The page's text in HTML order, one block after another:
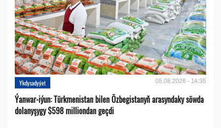
Ykdysadyýet 05.08.2026 - 14:35
Ýanwar-iýun: Türkmenistan bilen Özbegistanyň arasyndaky söwda
dolanyşygy $598 milliondan geçdi